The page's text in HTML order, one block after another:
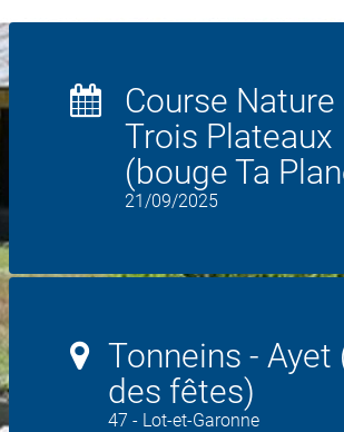
Course Nature
Trois Plateaux
(bouge Ta
21/09/2025
Tonneins - Ayet
des fêtes)
47 - Lot-et-Garonne